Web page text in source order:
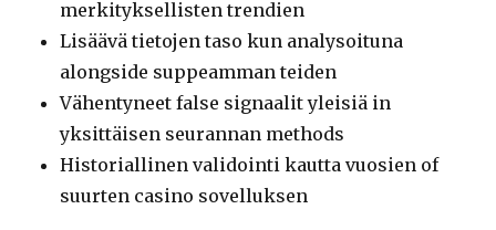
merkityksellisten trendien
Lisäävä tietojen taso kun analysoituna
alongside suppeamman teiden
Vähentyneet false signaalit yleisiä in
yksittäisen seurannan methods
Historiallinen validointi kautta vuosien of
suurten casino sovelluksen